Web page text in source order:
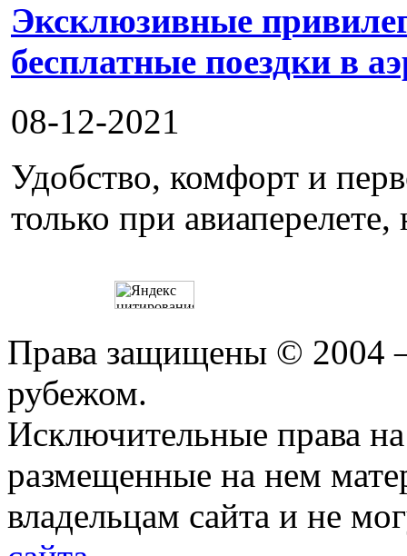
Эксклюзивные
бесплатные поездки в
08-12-2021
Удобство, комфорт и
только при
Права защищены © 2004
рубежом.
Исключительные права
размещенные на нем
владельцам сайта и не